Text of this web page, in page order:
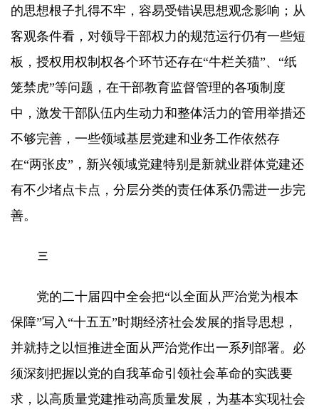
的思想根子扎得不牢，容易受错误思想观念影响；从
客观条件看，对领导干部权力的规范运行仍有一些短
板，授权用权制权各个环节还存在“牛栏关猫”、“纸
笼禁虎”等问题，在干部教育监督管理的各项制度
中，激发干部队伍内生动力和整体活力的管用举措还
不够完善，一些领域基层党建和业务工作依然存
在“两张皮”，新兴领域党建特别是新就业群体党建还
有不少堵点卡点，分层分类的责任体系仍需进一步完
善。
三
党的二十届四中全会把“以全面从严治党为根本
保障”写入“十五五”时期经济社会发展的指导思想，
并就持之以恒推进全面从严治党作出一系列部署。必
须深刻把握以党的自我革命引领社会革命的实践要
求，以高质量党建推动高质量发展，为基本实现社会